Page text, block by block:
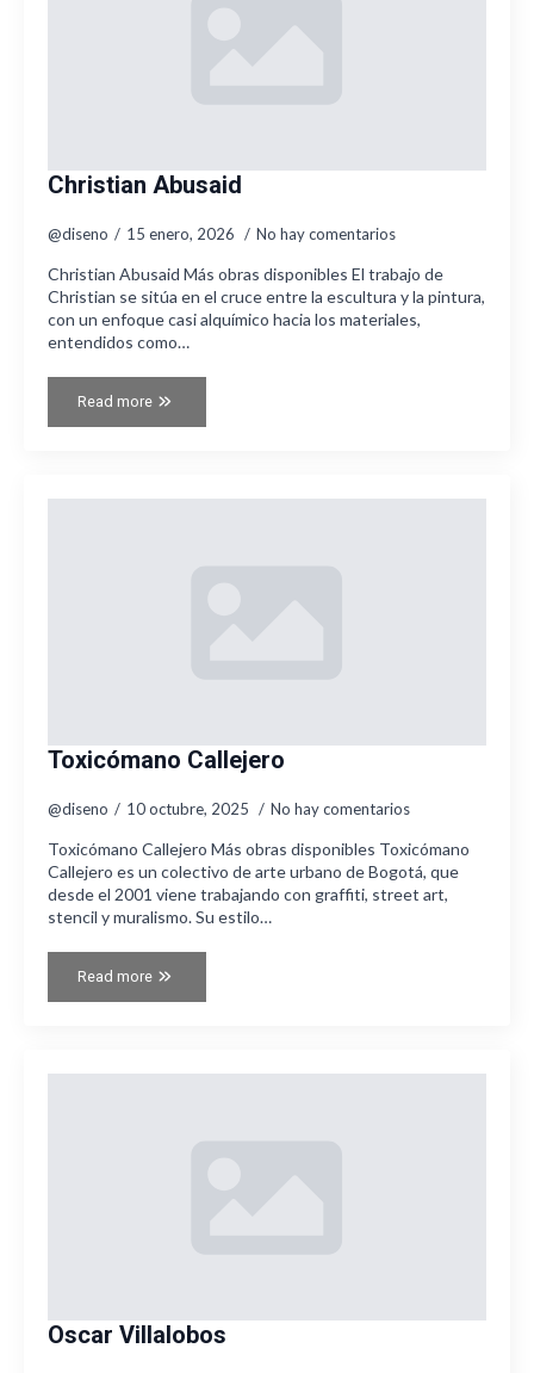
Christian Abusaid
@diseno 15 enero, 2026 No hay comentarios
Christian Abusaid Más obras disponibles El trabajo de
Christian se sitúa en el cruce entre la escultura y la pintura,
con un enfoque casi alquímico hacia los materiales,
entendidos como…
Read more
Toxicómano Callejero
@diseno 10 octubre, 2025 No hay comentarios
Toxicómano Callejero Más obras disponibles Toxicómano
Callejero es un colectivo de arte urbano de Bogotá, que
desde el 2001 viene trabajando con graffiti, street art,
stencil y muralismo. Su estilo…
Read more
Oscar Villalobos